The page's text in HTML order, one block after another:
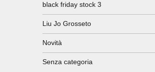
black friday stock 3
Liu Jo Grosseto
Novità
Senza categoria